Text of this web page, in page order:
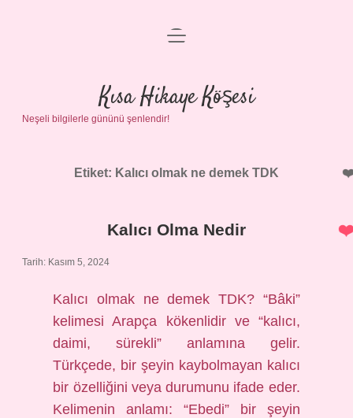
Anasayfa
Gizlilik Politikası
Yasal Uyarı
menüyü
Kısa Hikaye Köşesi
Neşeli bilgilerle gününü şenlendir!
Etiket: Kalıcı olmak ne demek TDK
Kalıcı Olma Nedir
Tarih: Kasım 5, 2024
Kalıcı olmak ne demek TDK? “Bâki”
kelimesi Arapça kökenlidir ve “kalıcı,
daimi, sürekli” anlamına gelir.
Türkçede, bir şeyin kaybolmayan kalıcı
bir özelliğini veya durumunu ifade eder.
Kelimenin anlamı: “Ebedi” bir şeyin